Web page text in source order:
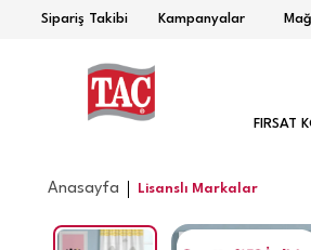
Sipariş Takibi Kampanyalar
FIRSAT
Anasayfa Lisanslı Markalar